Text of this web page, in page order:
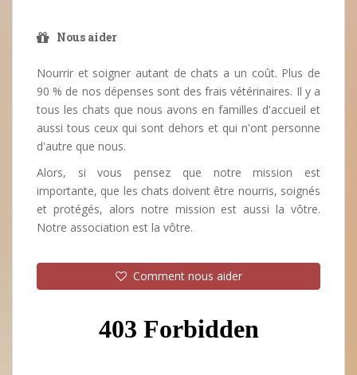
Nous aider
Nourrir et soigner autant de chats a un coût. Plus de
90 % de nos dépenses sont des frais vétérinaires. Il y a
tous les chats que nous avons en familles d'accueil et
aussi tous ceux qui sont dehors et qui n'ont personne
d'autre que nous.
Alors, si vous pensez que notre mission est
importante, que les chats doivent être nourris, soignés
et protégés, alors notre mission est aussi la vôtre.
Notre association est la vôtre.
Comment nous aider